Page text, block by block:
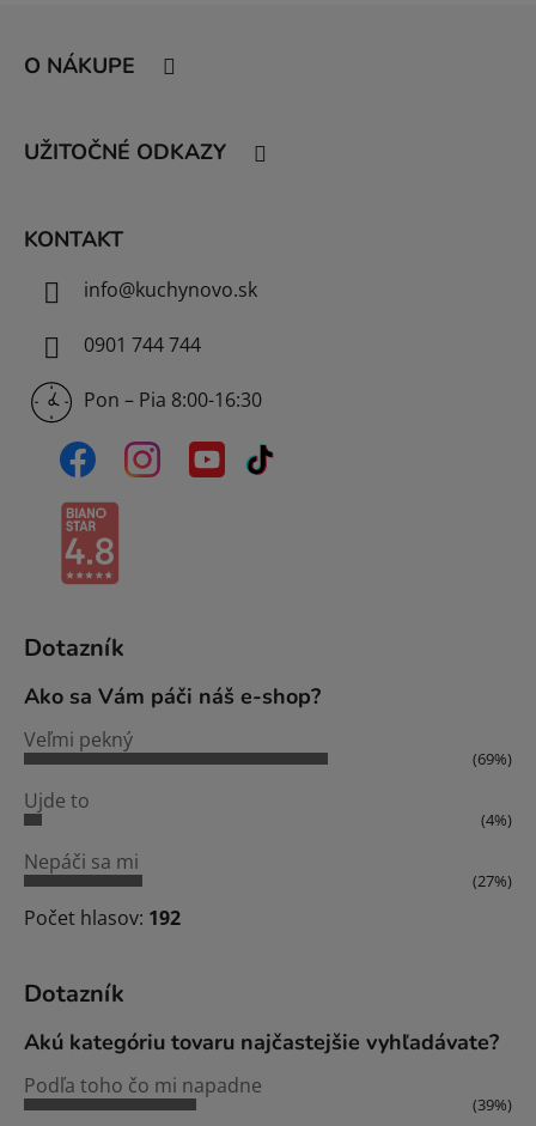
O NÁKUPE
UŽITOČNÉ ODKAZY
KONTAKT
info@kuchynovo.sk
0901 744 744
Pon – Pia 8:00-16:30
Dotazník
Ako sa Vám páči náš e-shop?
Veľmi pekný
(69%)
Ujde to
(4%)
Nepáči sa mi
(27%)
Počet hlasov: 192
Dotazník
Akú kategóriu tovaru najčastejšie vyhľadávate?
Podľa toho čo mi napadne
(39%)